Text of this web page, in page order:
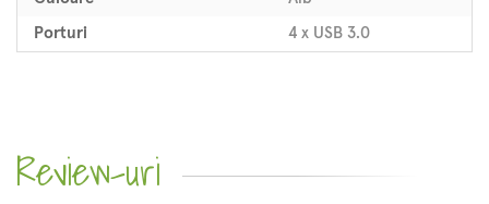
Porturi 4 x USB 3.0
Review-uri